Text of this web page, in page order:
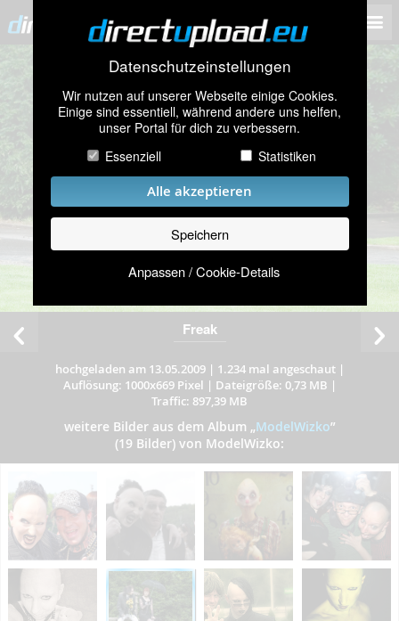
Datenschutzeinstellungen
Wir nutzen auf unserer Webseite einige Cookies.
Einige sind essentiell, während andere uns helfen,
unser Portal für dich zu verbessern.
Essenziell
Statistiken
Alle akzeptieren
Speichern
Anpassen / Cookie-Details
Freak
hochgeladen am 13.05.2009| 1.234 mal angeschaut|
Auflösung: 1000x669 Pixel | Dateigröße: 0,73 MB |
Traffic: 897,39 MB
weitere Bilder aus dem Album „ModelWizko”
(19 Bilder) von ModelWizko: